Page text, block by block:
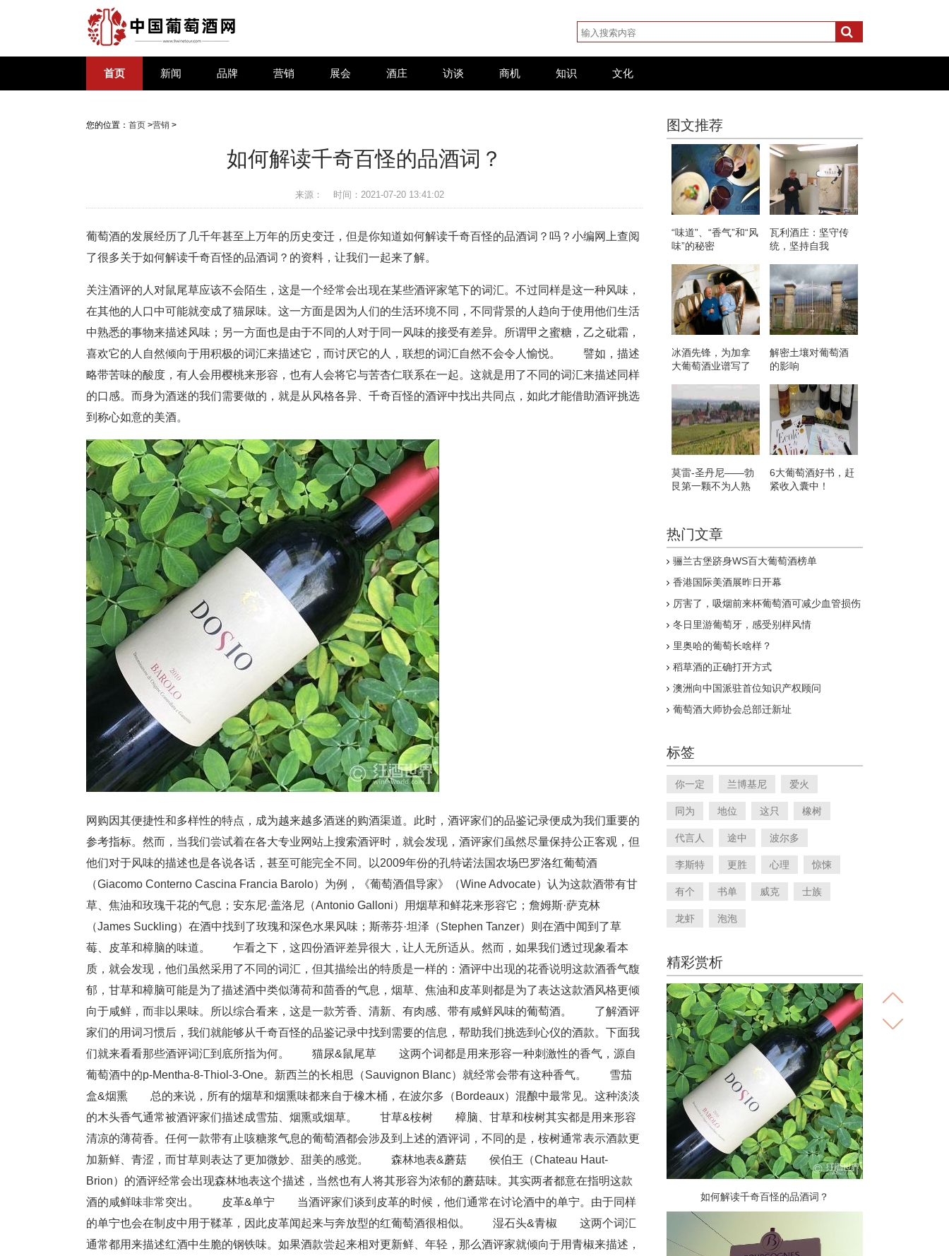
首页 新闻 品牌 营销 展会 酒庄 访谈 商机 知识 文化
您的位置： 首页 >营销 >
如何解读千奇百怪的品酒词？
来源： 时间：2021-07-20 13:41:02
葡萄酒的发展经历了几千年甚至上万年的历史变迁，但是你知道如何解读千奇百怪的品酒词？吗？小编网上查阅
了很多关于如何解读千奇百怪的品酒词？的资料，让我们一起来了解。
关注酒评的人对鼠尾草应该不会陌生，这是一个经常会出现在某些酒评家笔下的词汇。不过同样是这一种风味，
在其他的人口中可能就变成了猫尿味。这一方面是因为人们的生活环境不同，不同背景的人趋向于使用他们生活
中熟悉的事物来描述风味；另一方面也是由于不同的人对于同一风味的接受有差异。所谓甲之蜜糖，乙之砒霜，
喜欢它的人自然倾向于用积极的词汇来描述它，而讨厌它的人，联想的词汇自然不会令人愉悦。 譬如，描述
略带苦味的酸度，有人会用樱桃来形容，也有人会将它与苦杏仁联系在一起。这就是用了不同的词汇来描述同样
的口感。而身为酒迷的我们需要做的，就是从风格各异、千奇百怪的酒评中找出共同点，如此才能借助酒评挑选
到称心如意的美酒。
网购因其便捷性和多样性的特点，成为越来越多酒迷的购酒渠道。此时，酒评家们的品鉴记录便成为我们重要的
参考指标。然而，当我们尝试着在各大专业网站上搜索酒评时，就会发现，酒评家们虽然尽量保持公正客观，但
他们对于风味的描述也是各说各话，甚至可能完全不同。以2009年份的孔特诺法国农场巴罗洛红葡萄酒
（Giacomo Conterno Cascina Francia Barolo）为例，《葡萄酒倡导家》（Wine Advocate）认为这款酒带有甘
草、焦油和玫瑰干花的气息；安东尼·盖洛尼（Antonio Galloni）用烟草和鲜花来形容它；詹姆斯·萨克林
（James Suckling）在酒中找到了玫瑰和深色水果风味；斯蒂芬·坦泽（Stephen Tanzer）则在酒中闻到了草
莓、皮革和樟脑的味道。 乍看之下，这四份酒评差异很大，让人无所适从。然而，如果我们透过现象看本
质，就会发现，他们虽然采用了不同的词汇，但其描绘出的特质是一样的：酒评中出现的花香说明这款酒香气馥
郁，甘草和樟脑可能是为了描述酒中类似薄荷和茴香的气息，烟草、焦油和皮革则都是为了表达这款酒风格更倾
向于咸鲜，而非以果味。所以综合看来，这是一款芳香、清新、有肉感、带有咸鲜风味的葡萄酒。 了解酒评
家们的用词习惯后，我们就能够从千奇百怪的品鉴记录中找到需要的信息，帮助我们挑选到心仪的酒款。下面我
们就来看看那些酒评词汇到底所指为何。 猫尿&鼠尾草 这两个词都是用来形容一种刺激性的香气，源自
葡萄酒中的p-Mentha-8-Thiol-3-One。新西兰的长相思（Sauvignon Blanc）就经常会带有这种香气。 雪茄
盒&烟熏 总的来说，所有的烟草和烟熏味都来自于橡木桶，在波尔多（Bordeaux）混酿中最常见。这种淡淡
的木头香气通常被酒评家们描述成雪茄、烟熏或烟草。 甘草&桉树 樟脑、甘草和桉树其实都是用来形容
清凉的薄荷香。任何一款带有止咳糖浆气息的葡萄酒都会涉及到上述的酒评词，不同的是，桉树通常表示酒款更
加新鲜、青涩，而甘草则表达了更加微妙、甜美的感觉。 森林地表&蘑菇 侯伯王（Chateau Haut-
Brion）的酒评经常会出现森林地表这个描述，当然也有人将其形容为浓郁的蘑菇味。其实两者都意在指明这款
酒的咸鲜味非常突出。 皮革&单宁 当酒评家们谈到皮革的时候，他们通常在讨论酒中的单宁。由于同样
的单宁也会在制皮中用于鞣革，因此皮革闻起来与奔放型的红葡萄酒很相似。 湿石头&青椒 这两个词汇
通常都用来描述红酒中生脆的钢铁味。如果酒款尝起来相对更新鲜、年轻，那么酒评家就倾向于用青椒来描述，
图文推荐
“味道”、“香气”和“风
味”的秘密
瓦利酒庄：坚守传
统，坚持自我
冰酒先锋，为加拿
大葡萄酒业谱写了
解密土壤对葡萄酒
的影响
莫雷-圣丹尼——勃
艮第一颗不为人熟
6大葡萄酒好书，赶
紧收入囊中！
热门文章
骊兰古堡跻身WS百大葡萄酒榜单
香港国际美酒展昨日开幕
厉害了，吸烟前来杯葡萄酒可减少血管损伤
冬日里游葡萄牙，感受别样风情
里奥哈的葡萄长啥样？
稻草酒的正确打开方式
澳洲向中国派驻首位知识产权顾问
葡萄酒大师协会总部迁新址
标签
你一定 兰博基尼 爱火
同为 地位 这只 橡树
代言人 途中 波尔多
李斯特 更胜 心理 惊悚
有个 书单 威克 士族
龙虾 泡泡
精彩赏析
如何解读千奇百怪的品酒词？